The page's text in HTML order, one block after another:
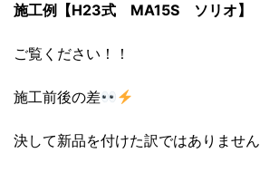
施工例【H23式 MA15S ソリオ】
ご覧ください！！
施工前後の差
決して新品を付けた訳ではありません